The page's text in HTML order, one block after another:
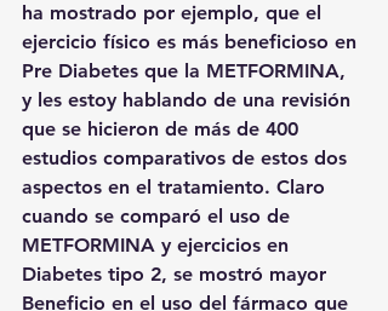
ha mostrado por ejemplo, que el
ejercicio físico es más beneficioso en
Pre Diabetes que la METFORMINA,
y les estoy hablando de una revisión
que se hicieron de más de 400
estudios comparativos de estos dos
aspectos en el tratamiento. Claro
cuando se comparó el uso de
METFORMINA y ejercicios en
Diabetes tipo 2, se mostró mayor
Beneficio en el uso del fármaco que